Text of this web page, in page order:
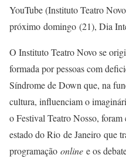
YouTube (Instituto Teatro
próximo domingo (21), Dia
O Instituto Teatro Novo se
formada por pessoas com
Síndrome de Down que, na
cultura, influenciam o
o Festival Teatro Nosso,
estado do Rio de Janeiro que
programação online e os